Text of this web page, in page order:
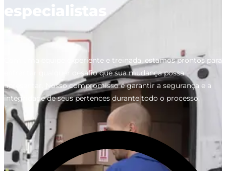
especialistas
Com uma equipe experiente e treinada, estamos prontos para
enfrentar qualquer desafio que sua mudança possa
apresentar. Nosso compromisso é garantir a segurança e a
integridade de seus pertences durante todo o processo.